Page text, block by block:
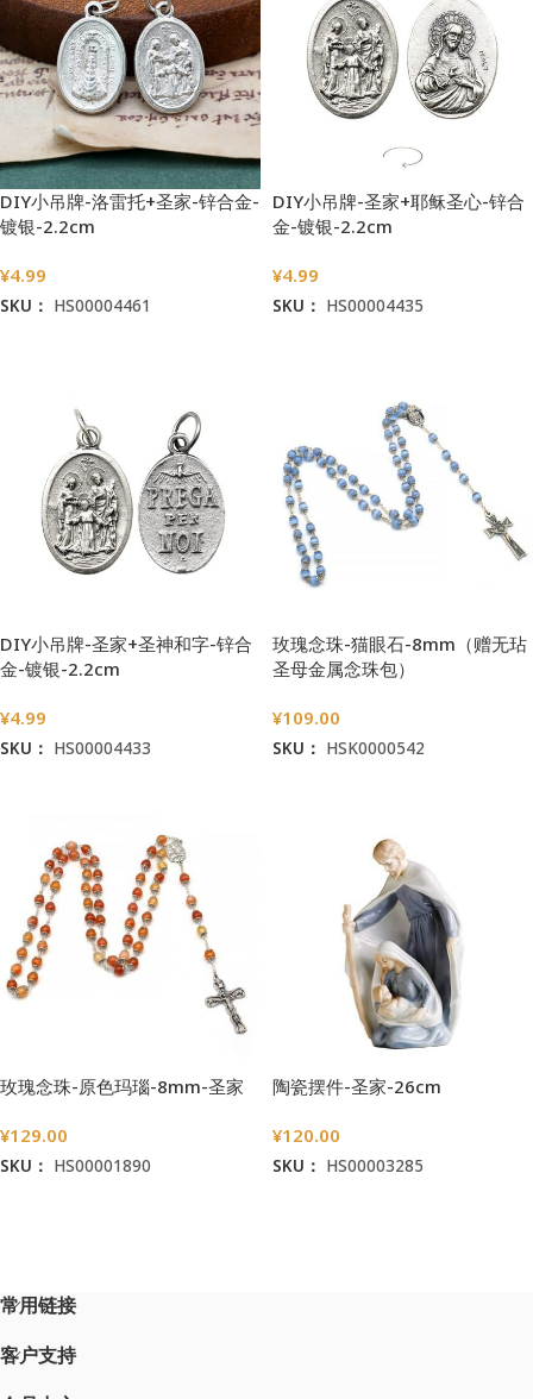
DIY小吊牌-洛雷托+圣家-锌合金-
镀银-2.2cm
¥4.99
SKU： HS00004461
DIY小吊牌-圣家+耶稣圣心-锌合
金-镀银-2.2cm
¥4.99
SKU： HS00004435
DIY小吊牌-圣家+圣神和字-锌合
金-镀银-2.2cm
¥4.99
SKU： HS00004433
玫瑰念珠-猫眼石-8mm（赠无玷
圣母金属念珠包）
¥109.00
SKU： HSK0000542
玫瑰念珠-原色玛瑙-8mm-圣家
¥129.00
SKU： HS00001890
陶瓷摆件-圣家-26cm
¥120.00
SKU： HS00003285
常用链接
客户支持